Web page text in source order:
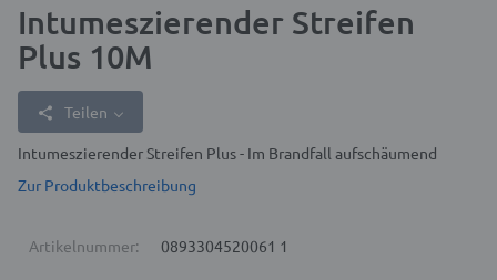
Intumeszierender Streifen
Plus 10M
Teilen
Intumeszierender Streifen Plus - Im Brandfall aufschäumend
Zur Produktbeschreibung
Artikelnummer: 0893304520061 1